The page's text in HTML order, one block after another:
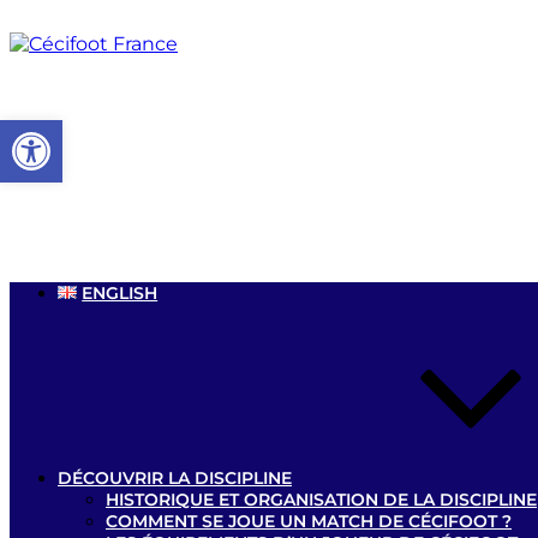
au
ENGLISH
DÉCOUVRIR LA DISCIPLINE
HISTORIQUE ET ORGANISATION DE LA DISCIPLINE
COMMENT SE JOUE UN MATCH DE CÉCIFOOT ?
Ouvrir la barre d’outils